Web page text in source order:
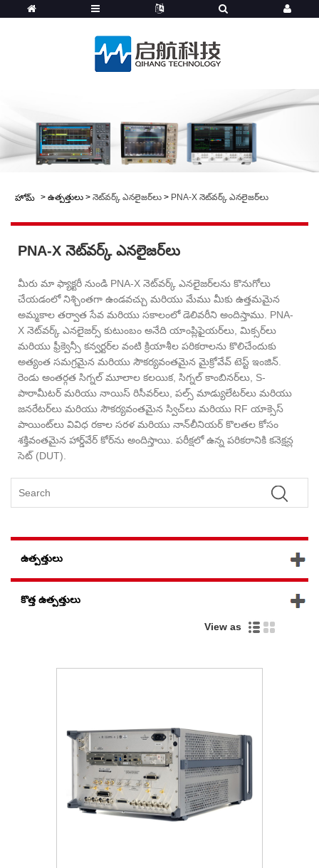
హోమ్ > ఉత్పత్తులు > నెట్‌వర్క్ ఎనలైజర్‌లు > PNA-X నెట్‌వర్క్ ఎనలైజర్‌లు
PNA-X నెట్‌వర్క్ ఎనలైజర్‌లు
మీరు మా ఫ్యాక్టరీ నుండి PNA-X నెట్‌వర్క్ ఎనలైజర్‌లను కొనుగోలు
చేయడంలో నిశ్చింతగా ఉండవచ్చు మరియు మేము మీకు ఉత్తమమైన
అమ్మకాల తర్వాత సేవ మరియు సకాలంలో డెలివరీని అందిస్తాము. PNA-
X నెట్‌వర్క్ ఎనలైజర్స్ కుటుంబం అనేది యాంప్లిఫైయర్‌లు, మిక్సర్‌లు
మరియు ఫ్రీక్వెన్సీ కన్వర్టర్‌ల వంటి క్రియాశీల పరికరాలను కొలిచేందుకు
అత్యంత సమగ్రమైన మరియు సౌకర్యవంతమైన మైక్రోవేవ్ టెస్ట్ ఇంజిన్.
రెండు అంతర్గత సిగ్నల్ మూలాల కలయిక, సిగ్నల్ కాంబినర్‌లు, S-
పారామీటర్ మరియు నాయిస్ రిసీవర్‌లు, పల్స్ మాడ్యులేటర్‌లు మరియు
జనరేటర్‌లు మరియు సౌకర్యవంతమైన స్విచ్‌లు మరియు RF యాక్సెస్
పాయింట్‌లు వివిధ రకాల సరళ మరియు నాన్‌లీనియర్ కొలతల కోసం
శక్తివంతమైన హార్డ్‌వేర్ కోర్‌ను అందిస్తాయి. పరీక్షలో ఉన్న పరికరానికి కనెక్షన్ల
సెట్ (DUT).
ఉత్పత్తులు
కొత్త ఉత్పత్తులు
View as